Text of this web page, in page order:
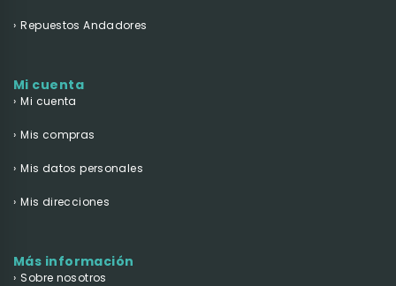
Repuestos Andadores
Mi cuenta
Mi cuenta
Mis compras
Mis datos personales
Mis direcciones
Más información
Sobre nosotros